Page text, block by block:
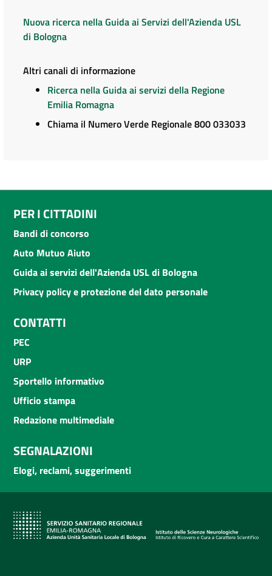
Nuova ricerca nella Guida ai Servizi dell'Azienda USL
di Bologna
Altri canali di informazione
Ricerca nella Guida ai servizi della Regione
Emilia Romagna
Chiama il Numero Verde Regionale 800 033033
PER I CITTADINI
Bandi di concorso
Auto Mutuo Aiuto
Guida ai servizi dell'Azienda USL di Bologna
Privacy policy e protezione del dato personale
CONTATTI
PEC
URP
Sportello informativo
Ufficio stampa
Redazione multimediale
SEGNALAZIONI
Elogi, reclami, suggerimenti